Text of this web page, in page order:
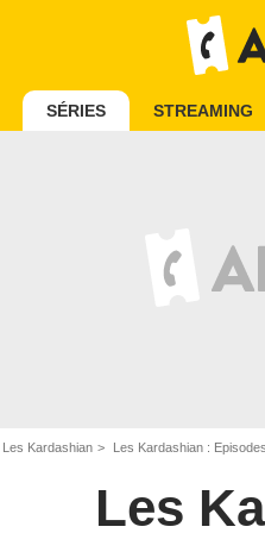
SÉRIES STREAMING
Les Kardashian Les Kardashian :
Les